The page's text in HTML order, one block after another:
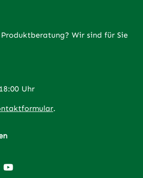
Wir sind für Sie
Uhr
.
– öffnet in neuem Tab
vorbei – öffnet in neuem Tab
mit uns auf LinkedIn – öffnet in
auf Pinterest inspirieren – öffnet
dich mit uns auf Xing – öffnet
Sieh dir unsere Videos auf YouTube